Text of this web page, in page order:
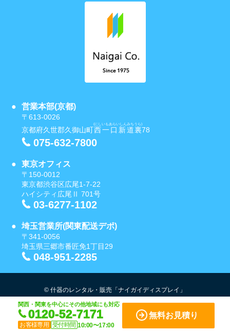
営業本部(京都)
〒613-0026
京都府久世郡久御山町西一口新道裏
(にしいもあらいしんみちうら)
78
075-632-7800
東京オフィス
〒150-0012
東京都渋谷区広尾1-7-22
ハイシティ広尾Ⅱ 701号
03-6277-1102
埼玉営業所(関東配送デポ)
〒341-0056
埼玉県三郷市番匠免1丁目29
048-951-2285
© 什器のレンタル・販売「ナイガイディスプレイ」
関西・関東を中心にその他地域にも対応
0120-52-7171
お客様専用 受付時間 10:00〜17:00
無料お見積り